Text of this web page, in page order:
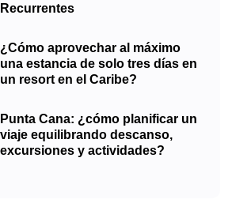
Recurrentes
¿Cómo aprovechar al máximo
una estancia de solo tres días en
un resort en el Caribe?
Punta Cana: ¿cómo planificar un
viaje equilibrando descanso,
excursiones y actividades?